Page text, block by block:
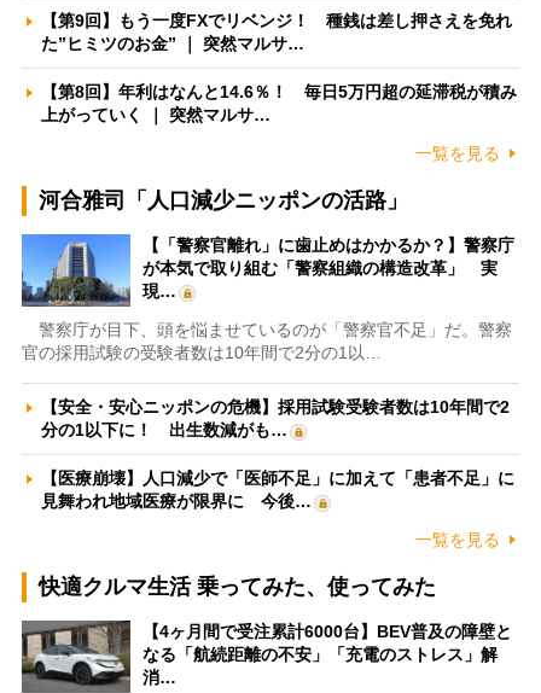
【第9回】もう一度FXでリベンジ！ 種銭は差し押さえを免れ
た”ヒミツのお金” ｜ 突然マルサ…
【第8回】年利はなんと14.6％！ 毎日5万円超の延滞税が積み
上がっていく ｜ 突然マルサ…
一覧を見る
河合雅司「人口減少ニッポンの活路」
【「警察官離れ」に歯止めはかかるか？】警察庁
が本気で取り組む「警察組織の構造改革」 実
現…
警察庁が目下、頭を悩ませているのが「警察官不足」だ。警察
官の採用試験の受験者数は10年間で2分の1以…
【安全・安心ニッポンの危機】採用試験受験者数は10年間で2
分の1以下に！ 出生数減がも…
【医療崩壊】人口減少で「医師不足」に加えて「患者不足」に
見舞われ地域医療が限界に 今後…
一覧を見る
快適クルマ生活 乗ってみた、使ってみた
【4ヶ月間で受注累計6000台】BEV普及の障壁と
なる「航続距離の不安」「充電のストレス」解
消…